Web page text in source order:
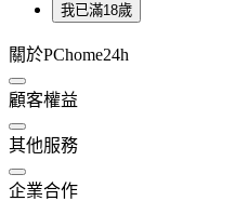
我已滿18歲
關於PChome24h
顧客權益
其他服務
企業合作